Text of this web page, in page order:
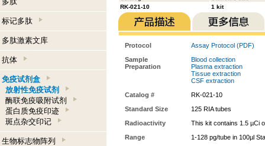
标记多肽
多肽激素文库
抗体
免疫试剂盒
放射性免疫试剂
酶联免疫吸附试剂
蛋白质免疫印迹
斑点杂交印记
生物标志物阵列
RK-021-10
1 kit
Protocol
Assay Protocol (PDF)
Sample
Preparation
Blood collection
Plasma extraction
Tissue extraction
CSF extraction
Catalog #
RK-021-10
Standard Size
125 RIA tubes
Radioactivity
This kit contains 1.5 µCi
Range
1-128 pg/tube in 100µl